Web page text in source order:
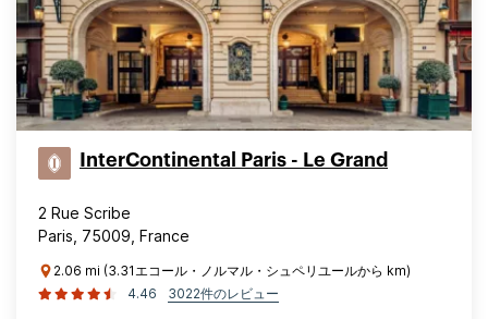
InterContinental Paris - Le Grand
2 Rue Scribe
Paris, 75009, France
2.06 mi (3.31エコール・ノルマル・シュペリユールから km)
4.46
3022件のレビュー